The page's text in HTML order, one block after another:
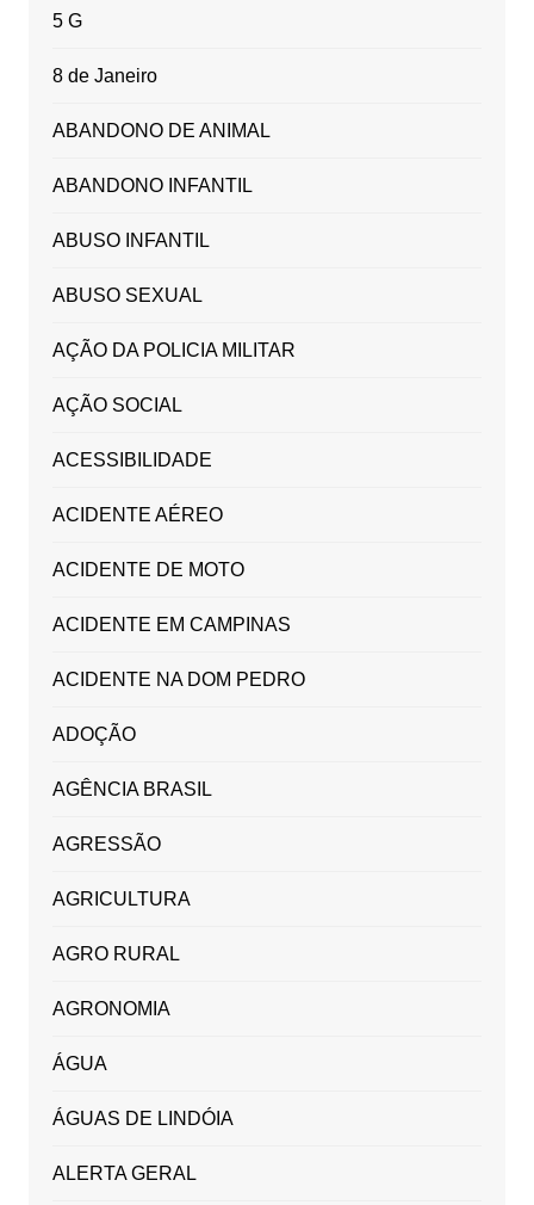
5 G
8 de Janeiro
ABANDONO DE ANIMAL
ABANDONO INFANTIL
ABUSO INFANTIL
ABUSO SEXUAL
AÇÃO DA POLICIA MILITAR
AÇÃO SOCIAL
ACESSIBILIDADE
ACIDENTE AÉREO
ACIDENTE DE MOTO
ACIDENTE EM CAMPINAS
ACIDENTE NA DOM PEDRO
ADOÇÃO
AGÊNCIA BRASIL
AGRESSÃO
AGRICULTURA
AGRO RURAL
AGRONOMIA
ÁGUA
ÁGUAS DE LINDÓIA
ALERTA GERAL